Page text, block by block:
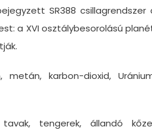
SR388
a XVI osztálybesorolású
metán, karbon-dioxid,
tengerek, állandó